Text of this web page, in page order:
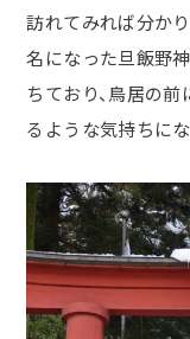
訪れてみれば分か
名になった旦飯野
ちており、鳥居の
るような気持ちにな